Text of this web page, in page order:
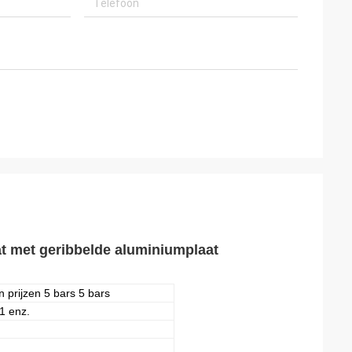
met geribbelde aluminiumplaat
prijzen 5 bars 5 bars
enz.